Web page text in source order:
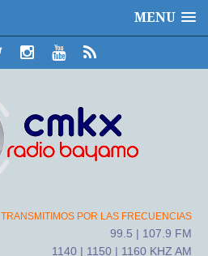
MENU
TRANSMITIMOS POR LAS FRECUENCIAS
99.5 | 107.9 FM
1140 | 1150 | 1160 KHZ AM